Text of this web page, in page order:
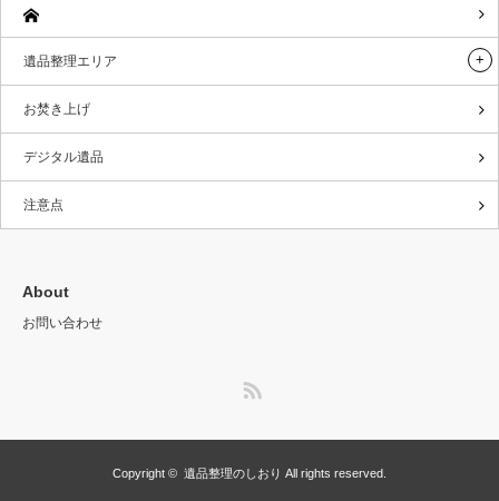
遺品整理エリア
お焚き上げ
デジタル遺品
注意点
About
お問い合わせ
Copyright © 遺品整理のしおり All rights reserved.